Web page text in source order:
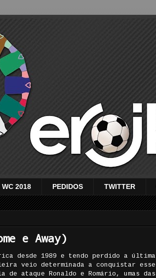
WC 2018 PEDIDOS TWITTER
e Away)
desde 1989 e tendo perdido a última
veio determinada a conquistar esse
ataque Ronaldo e Romário, umas das